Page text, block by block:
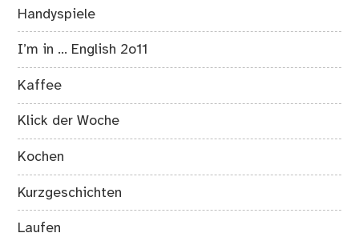
Handyspiele
I’m in … English 2o11
Kaffee
Klick der Woche
Kochen
Kurzgeschichten
Laufen